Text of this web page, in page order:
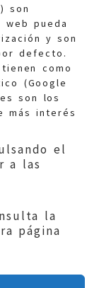
son
pueda
y son
defecto.
como
(Google
son los
más interés
el
a las
la
página
|